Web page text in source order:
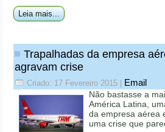
Leia mais...
Trapalhadas da empresa
agravam crise
Criado: 17 Fevereiro 2015 Email
Não bastasse a
América Latina,
da empresa aérea
uma crise que